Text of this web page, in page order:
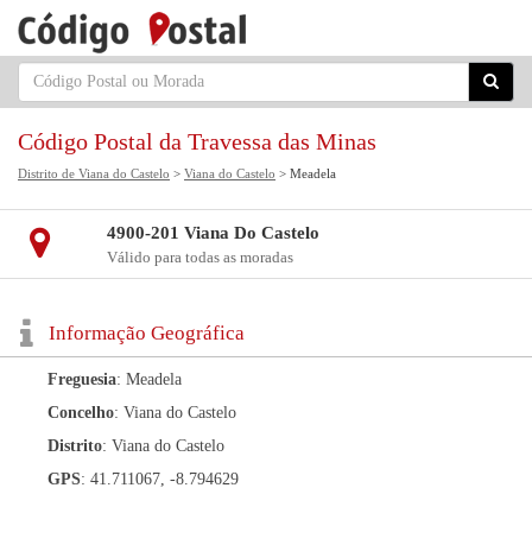
Código Postal da Travessa das Minas
Distrito de Viana do Castelo > Viana do Castelo > Meadela
4900-201 Viana Do Castelo
Válido para todas as moradas
Informação Geográfica
Freguesia: Meadela
Concelho: Viana do Castelo
Distrito: Viana do Castelo
GPS: 41.711067, -8.794629